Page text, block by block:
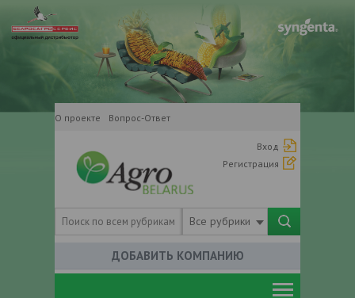
О проекте Вопрос-Ответ
Вход
Регистрация
Все рубрики
ДОБАВИТЬ КОМПАНИЮ